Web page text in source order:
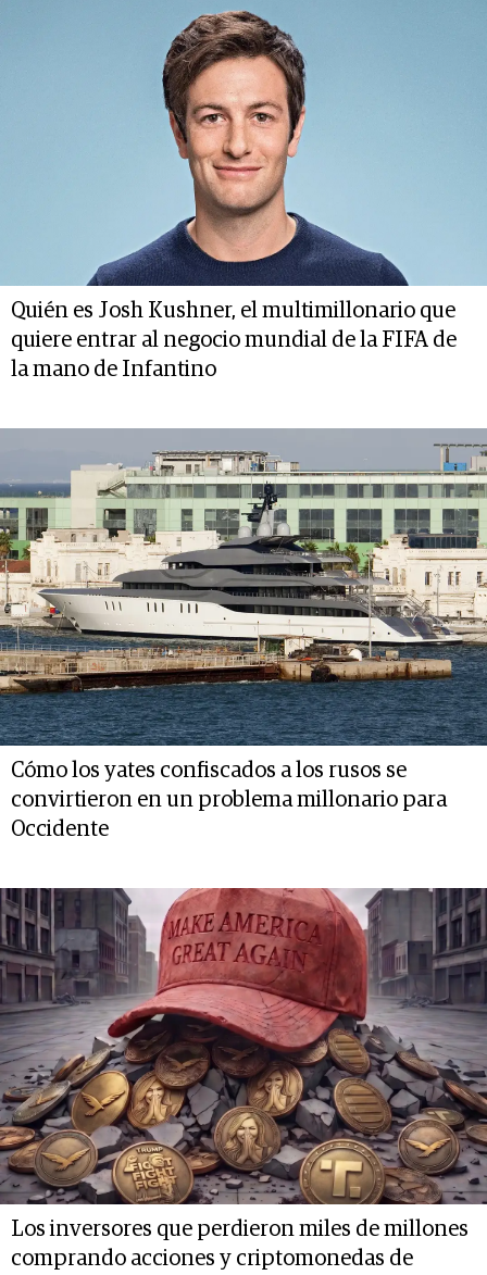
Quién es Josh Kushner, el multimillonario que
quiere entrar al negocio mundial de la FIFA de
la mano de Infantino
Cómo los yates confiscados a los rusos se
convirtieron en un problema millonario para
Occidente
Los inversores que perdieron miles de millones
comprando acciones y criptomonedas de